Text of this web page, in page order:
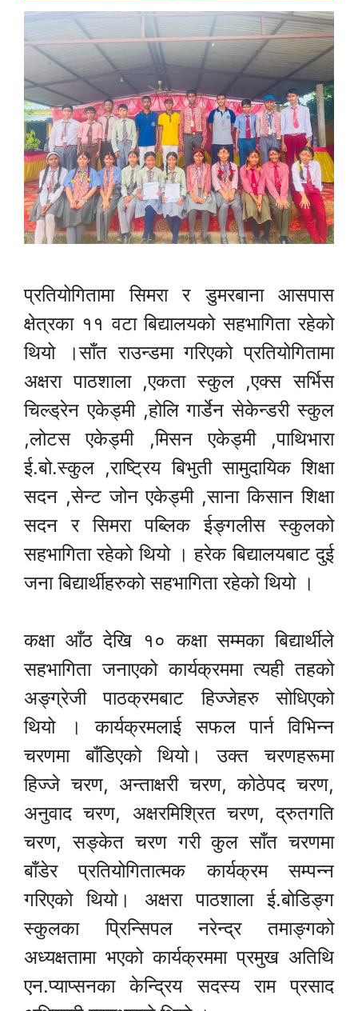
प्रतियोगितामा सिमरा र डुमरबाना आसपास
क्षेत्रका ११ वटा बिद्यालयको सहभागिता रहेको
थियो ।साँत राउन्डमा गरिएको प्रतियोगितामा
अक्षरा पाठशाला ,एकता स्कुल ,एक्स सर्भिस
चिल्ड्रेन एकेड्मी ,होलि गार्डेन सेकेन्डरी स्कुल
,लोटस एकेड्मी ,मिसन एकेड्मी ,पाथिभारा
ई.बो.स्कुल ,राष्ट्रिय बिभुती सामुदायिक शिक्षा
सदन ,सेन्ट जोन एकेड्मी ,साना किसान शिक्षा
सदन र सिमरा पब्लिक ईङ्गलीस स्कुलको
सहभागिता रहेको थियो । हरेक बिद्यालयबाट दुई
जना बिद्यार्थीहरुको सहभागिता रहेको थियो ।
कक्षा आँठ देखि १० कक्षा सम्मका बिद्यार्थीले
सहभागिता जनाएको कार्यक्रममा त्यही तहको
अङ्ग्रेजी पाठक्रमबाट हिज्जेहरु सोधिएको
थियो । कार्यक्रमलाई सफल पार्न विभिन्न
चरणमा बाँडिएको थियो। उक्त चरणहरूमा
हिज्जे चरण, अन्ताक्षरी चरण, कोठेपद चरण,
अनुवाद चरण, अक्षरमिश्रित चरण, द्रुतगति
चरण, सङ्केत चरण गरी कुल साँत चरणमा
बाँडेर प्रतियोगितात्मक कार्यक्रम सम्पन्न
गरिएको थियो। अक्षरा पाठशाला ई.बोडिङ्ग
स्कुलका प्रिन्सिपल नरेन्द्र तमाङ्गको
अध्यक्षतामा भएको कार्यक्रममा प्रमुख अतिथि
एन.प्याप्सनका केन्द्रिय सदस्य राम प्रसाद